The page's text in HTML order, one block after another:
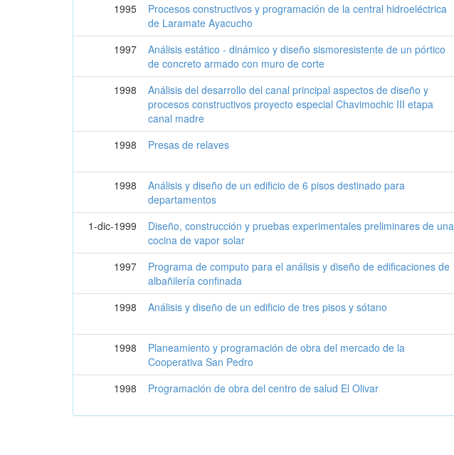
1995
Procesos constructivos y programación de la central hidroeléctrica
de Laramate Ayacucho
1997
Análisis estático - dinámico y diseño sismoresistente de un pórtico
de concreto armado con muro de corte
1998
Análisis del desarrollo del canal principal aspectos de diseño y
procesos constructivos proyecto especial Chavimochic III etapa
canal madre
1998 Presas de relaves
1998
Análisis y diseño de un edificio de 6 pisos destinado para
departamentos
1-dic-1999
Diseño, construcción y pruebas experimentales preliminares de una
cocina de vapor solar
1997
Programa de computo para el análisis y diseño de edificaciones de
albañilería confinada
1998
Análisis y diseño de un edificio de tres pisos y sótano
1998
Planeamiento y programación de obra del mercado de la
Cooperativa San Pedro
1998
Programación de obra del centro de salud El Olivar